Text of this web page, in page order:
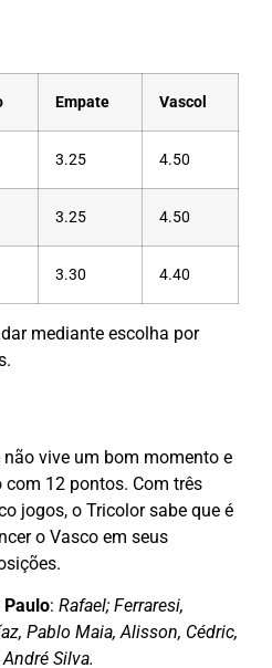
Empate Vascol
3.25 4.50
3.25 4.50
3.30 4.40
mediante escolha por
vive um bom momento e
com 12 pontos. Com três
jogos, o Tricolor sabe que é
o Vasco em seus
Paulo: Rafael; Ferraresi,
Pablo Maia, Alisson, Cédric,
Silva.